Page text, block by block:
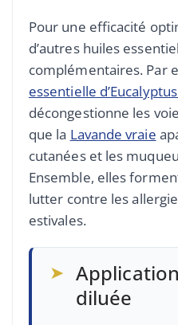
Pour une efficacité
d’autres huiles
complémentaires. Par
essentielle
décongestionne les
que la Lavande vraie
cutanées et les
Ensemble, elles
lutter contre les
estivales.
➤
diluée